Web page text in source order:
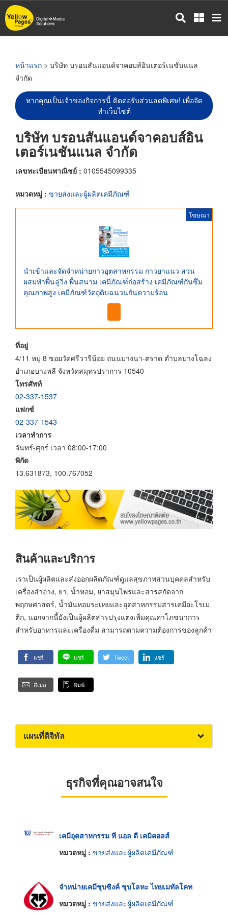
ข้าม
ไป
หน้าแรก > บริษัท บรอนสันแอนด์จาคอบส์อินเตอร์เนชันแนล
จำกัด
หากคุณเป็นเจ้าของกิจการนี้ ติดต่อรับส่วนลดพิเศษ! เพื่อจัด
ทำเว็บไซต์
บริษัท บรอนสันแอนด์จาคอบส์อิน
เตอร์เนชันแนล จำกัด
เลขทะเบียนพาณิชย์ : 0105545099335
หมวดหมู่ : ขายส่งและผู้ผลิตเคมีภัณฑ์
โฆษณา
นำเข้าและจัดจำหน่ายกาวอุตสาหกรรม กาวยาแนว ส่วน
ผสมทำพื้นลู่วิ่ง พื้นสนาม เคมีภัณฑ์ก่อสร้าง เคมีภัณฑ์กันซึม
คุณภาพสูง เคมีภัณฑ์วัตถุดิบฉนวนกันความร้อน
ที่อยู่
4/11 หมู่ 8 ซอยวัดศรีวารีน้อย ถนนบางนา-ตราด ตำบลบางโฉลง
อำเภอบางพลี จังหวัดสมุทรปราการ 10540
โทรศัพท์
02-337-1537
แฟกซ์
02-337-1543
เวลาทำการ
จันทร์-ศุกร์ เวลา 08:00-17:00
พิกัด
13.631873, 100.767052
สินค้าและบริการ
เราเป็นผู้ผลิตและส่งออกผลิตภัณฑ์ดูแลสุขภาพส่วนบุคคลสำหรับ
เครื่องสำอาง, ยา, น้ำหอม, ยาสมุนไพรและสารสกัดจาก
พฤกษศาสตร์, น้ำมันหอมระเหยและอุตสาหกรรมสารเคมีอะโรเม
ติก, นอกจากนี้ยังเป็นผู้ผลิตสารปรุงแต่งเพิ่มคุณค่าโภชนาการ
สำหรับอาหารและเครื่องดื่ม สามารถตามความต้องการของลูกค้า
แชร์ แชร์ Tweet แชร์
อีเมล พิมพ์
แผนที่ดิจิทัล
ธุรกิจที่คุณอาจสนใจ
เคมีอุตสาหกรรม ที แอล ดี เคมิคอลส์
หมวดหมู่ : ขายส่งและผู้ผลิตเคมีภัณฑ์
จำหน่ายเคมีชุบซิงค์ ชุบโลหะ ไทยเมทัลโคท
หมวดหมู่ : ขายส่งและผู้ผลิตเคมีภัณฑ์